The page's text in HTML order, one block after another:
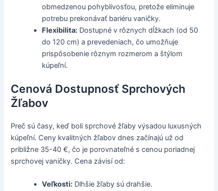
obmedzenou pohyblivosťou, pretože eliminuje
potrebu prekonávať bariéru vaničky.
Flexibilita: Dostupné v rôznych dĺžkach (od 50
do 120 cm) a prevedeniach, čo umožňuje
prispôsobenie rôznym rozmerom a štýlom
kúpeľní.
Cenová Dostupnosť Sprchových
Žľabov
Preč sú časy, keď boli sprchové žľaby výsadou luxusných
kúpeľní. Ceny kvalitných žľabov dnes začínajú už od
približne 35-40 €, čo je porovnateľné s cenou poriadnej
sprchovej vaničky. Cena závisí od:
Veľkosti: Dlhšie žľaby sú drahšie.